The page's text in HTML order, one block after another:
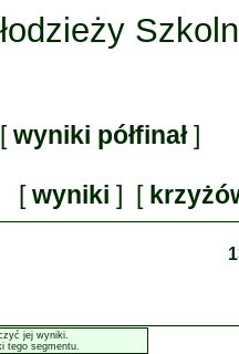
[wyniki półfinał]
[wyniki ] [
jej wyniki.
tego segmentu.